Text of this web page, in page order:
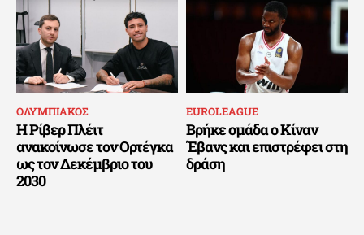
ΟΛΥΜΠΙΑΚΟΣ
Η Ρίβερ Πλέιτ
ανακοίνωσε τον Ορτέγκα
ως τον Δεκέμβριο του
2030
EUROLEAGUE
Βρήκε ομάδα ο Κίναν
Έβανς και επιστρέφει στη
δράση